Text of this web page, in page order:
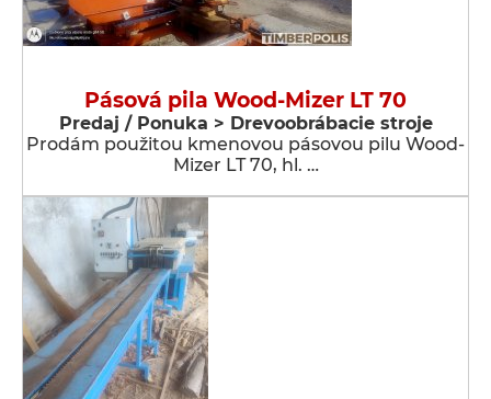
Pásová pila Wood-Mizer LT 70
Predaj / Ponuka > Drevoobrábacie stroje
Prodám použitou kmenovou pásovou pilu Wood-
Mizer LT 70, hl. …